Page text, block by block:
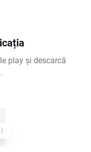
play și descarcă